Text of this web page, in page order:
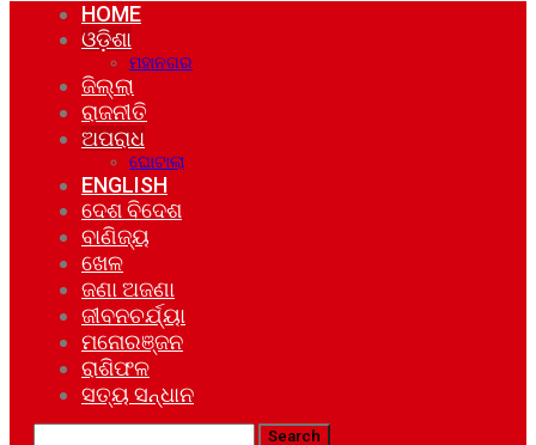
HOME
ଓଡ଼ିଶା
ମହାନଗର
ଜିଲ୍ଲା
ରାଜନୀତି
ଅପରାଧ
ଘୋଟାଲା
ENGLISH
ଦେଶ ବିଦେଶ
ବାଣିଜ୍ୟ
ଖେଳ
ଜଣା ଅଜଣା
ଜୀବନଚର୍ଯ୍ୟା
ମନୋରଞ୍ଜନ
ରାଶିଫଳ
ସତ୍ୟ ସନ୍ଧାନ